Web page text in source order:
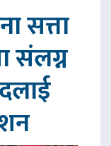
सत्ता
संलग्न